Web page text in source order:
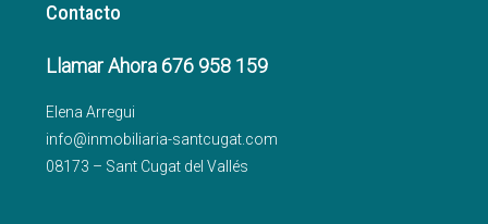
Contacto
Llamar Ahora 676 958 159
Elena Arregui
info@inmobiliaria-santcugat.com
08173 – Sant Cugat del Vallés